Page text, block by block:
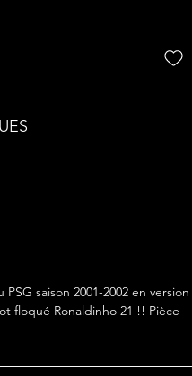
saison 2001-2002 en version
floqué Ronaldinho 21 !! Pièce